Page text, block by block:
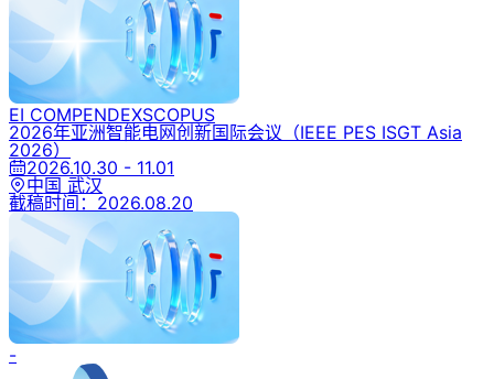
EI COMPENDEXSCOPUS
2026年亚洲智能电网创新国际会议 （IEEE PES ISGT Asia
2026）
2026.10.30 - 11.01
中国 武汉
截稿时间： 2026.08.20
-